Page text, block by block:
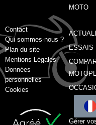
Contact
Qui sommes-nous ?
Plan du site
Mentions Légales
Données
personnelles
Cookies
MOTO
ESSAIS
Gérer